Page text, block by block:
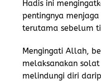
Hadis ini
pentingnya
terutama sebelum
Mengingati Allah,
melaksanakan
melindungi diri